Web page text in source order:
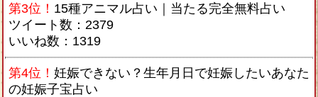
第3位！ 15種アニマル占い｜当たる完全無料占い
ツイート数：2379
いいね数：1319
第4位！ 妊娠できない？生年月日で妊娠したいあなた
の妊娠子宝占い